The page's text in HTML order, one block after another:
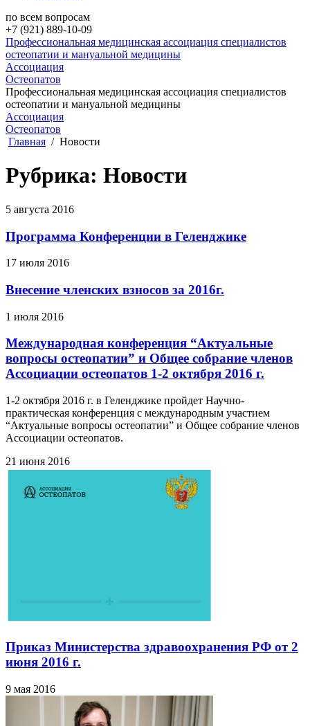
по всем вопросам
+7 (921) 889-10-09
Профессиональная медицинская ассоциация специалистов
остеопатии и мануальной медицины
Ассоциация
Остеопатов
Профессиональная медицинская ассоциация специалистов
остеопатии и мануальной медицины
Ассоциация
Остеопатов
Главная
Новости
Рубрика: Новости
5 августа 2016
Программа Конференции в Геленджике
17 июля 2016
Внесение членских взносов за 2016г.
1 июля 2016
Международная конференция “Актуальные
вопросы остеопатии” и Общее собрание членов
Ассоциации остеопатов 1-2 октября 2016 г.
1-2 октября 2016 г. в Геленджике пройдет Научно-
практическая конференция с международным участием
“Актуальные вопросы остеопатии” и Общее собрание членов
Ассоциации остеопатов.
21 июня 2016
Приказ Министерства здравоохранения РФ от 2
июня 2016 г.
9 мая 2016